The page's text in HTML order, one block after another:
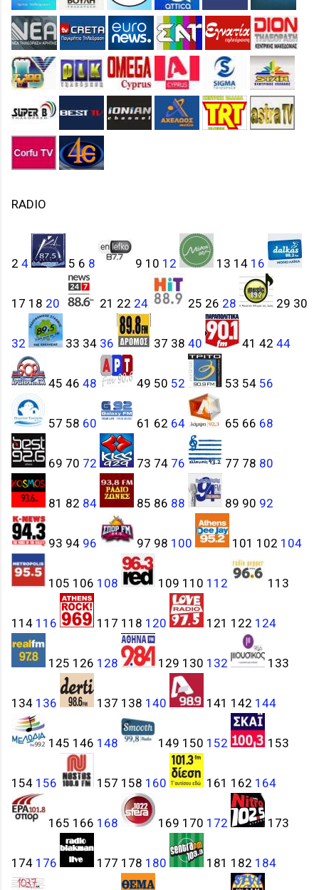
RADIO
2 4 5 6 8 9 10 12 13 14 16
17 18 20 21 22 24 25 26 28 29 30
32 33 34 36 37 38 40 41 42 44
45 46 48 49 50 52 53 54 56
57 58 60 61 62 64 65 66 68
69 70 72 73 74 76 77 78 80
81 82 84 85 86 88 89 90 92
93 94 96 97 98 100 101 102 104
105 106 108 109 110 112 113
114 116 117 118 120 121 122 124
125 126 128 129 130 132 133
134 136 137 138 140 141 142 144
145 146 148 149 150 152 153
154 156 157 158 160 161 162 164
165 166 168 169 170 172 173
174 176 177 178 180 181 182 184